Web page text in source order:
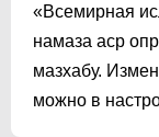
«Всемирная
намаза аср
мазхабу.
можно в